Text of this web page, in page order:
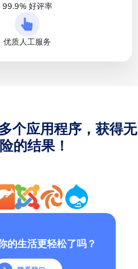
99.9% 好评率
优质人工服务
个应用程序，获得无
的结果！
的生活更轻松了吗？